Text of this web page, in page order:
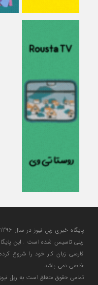
ریلی تاسیس شده است . این
فارسی زبان کار خود را شروع
خاصی نمی باشد .
تمامی حقوق متعلق است به ریل نیوز